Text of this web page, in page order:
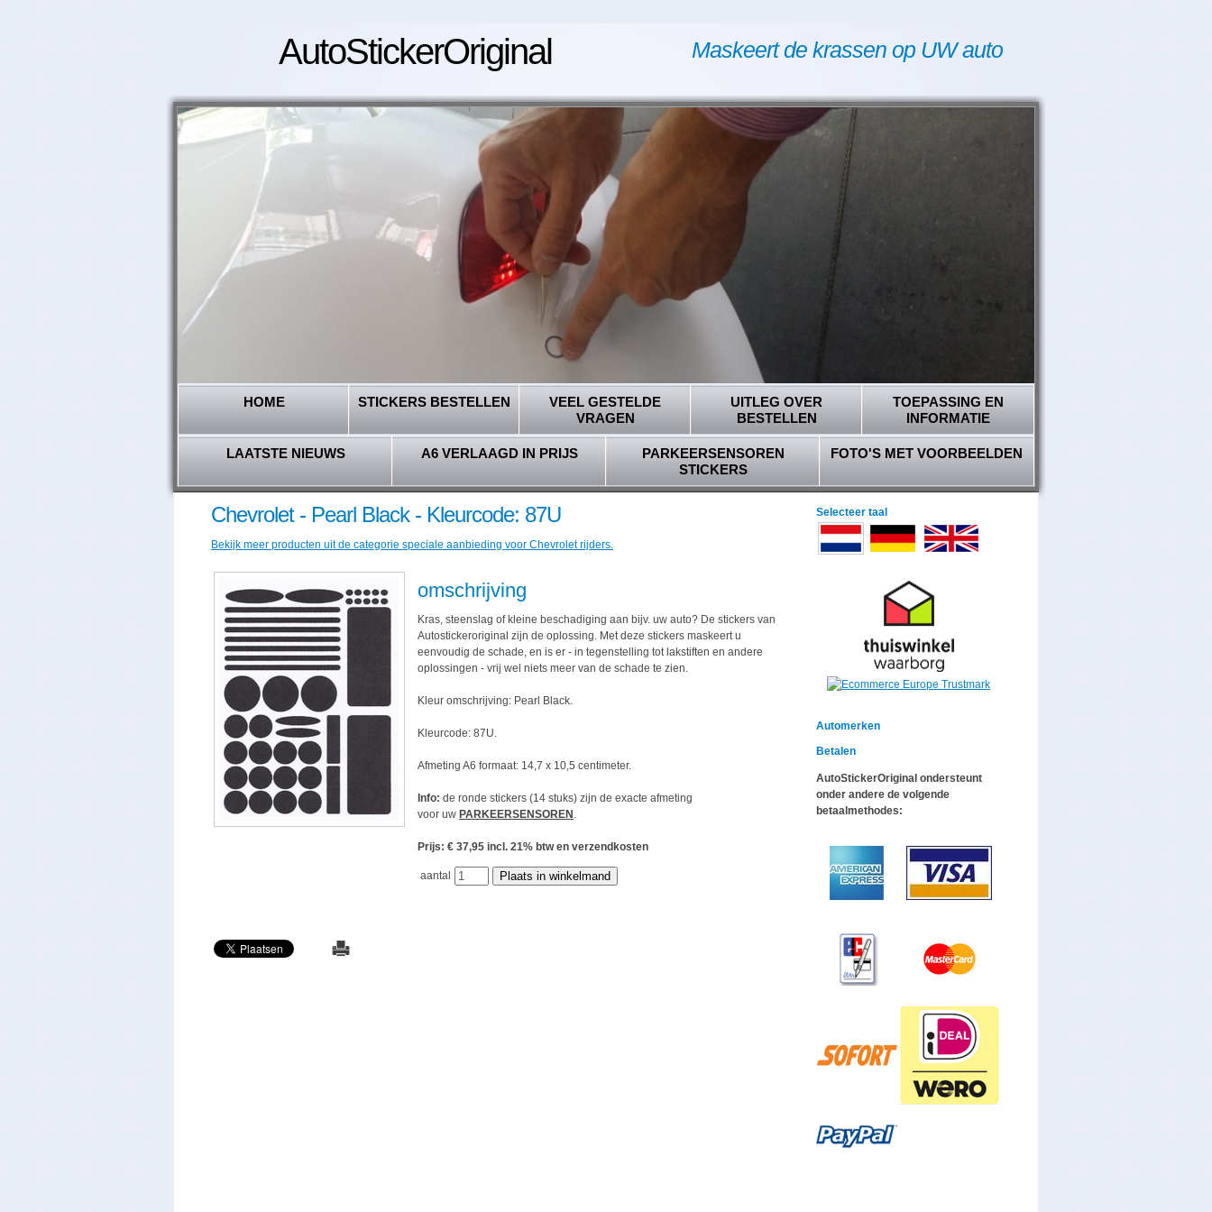
AutoStickerOriginal Maskeert de krassen op UW auto
HOME STICKERS BESTELLEN
VEEL GESTELDE
VRAGEN
UITLEG OVER
BESTELLEN
TOEPASSING EN
INFORMATIE
LAATSTE NIEUWS A6 VERLAAGD IN PRIJS
PARKEERSENSOREN
STICKERS
FOTO'S MET VOORBEELDEN
Chevrolet - Pearl Black - Kleurcode: 87U
Bekijk meer producten uit de categorie speciale aanbieding voor Chevrolet rijders.
omschrijving
Kras, steenslag of kleine beschadiging aan bijv. uw auto? De stickers van
Autostickeroriginal zijn de oplossing. Met deze stickers maskeert u
eenvoudig de schade, en is er - in tegenstelling tot lakstiften en andere
oplossingen - vrij wel niets meer van de schade te zien.
Kleur omschrijving: Pearl Black.
Kleurcode: 87U.
Afmeting A6 formaat: 14,7 x 10,5 centimeter.
Info: de ronde stickers (14 stuks) zijn de exacte afmeting
voor uw PARKEERSENSOREN .
Prijs: € 37,95 incl. 21% btw en verzendkosten
aantal
Selecteer taal
Automerken
Betalen
AutoStickerOriginal ondersteunt
onder andere de volgende
betaalmethodes: